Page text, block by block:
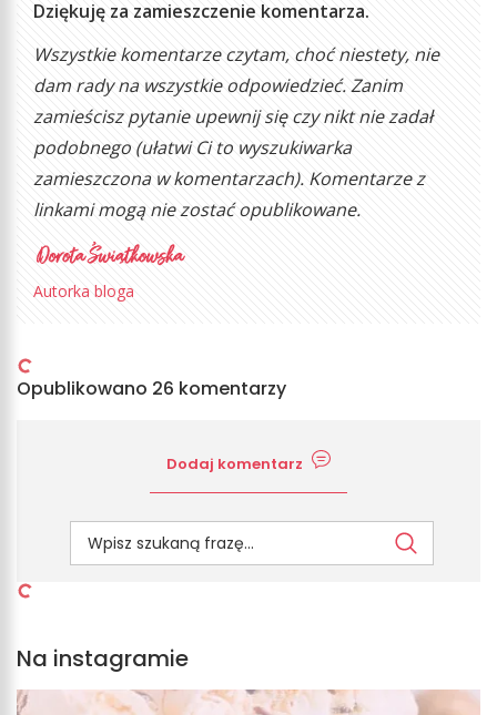
Dziękuję za zamieszczenie komentarza.
Wszystkie komentarze czytam, choć niestety, nie
dam rady na wszystkie odpowiedzieć. Zanim
zamieścisz pytanie upewnij się czy nikt nie zadał
podobnego (ułatwi Ci to wyszukiwarka
zamieszczona w komentarzach). Komentarze z
linkami mogą nie zostać opublikowane.
Autorka bloga
Opublikowano 26 komentarzy
Dodaj komentarz
Na instagramie